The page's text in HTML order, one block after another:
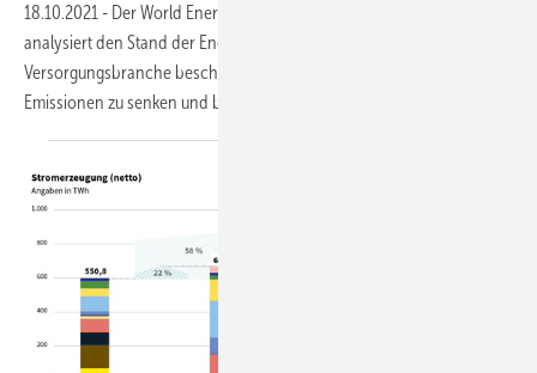
18.10.2021 - Der World Energy Markets Observatory (WEMO)
analysiert den Stand der Energiewende: Die Energie- und
Versorgungsbranche beschleunigt ihre Transformation, um CO2-
Emissionen zu senken und bezahlbare Energie